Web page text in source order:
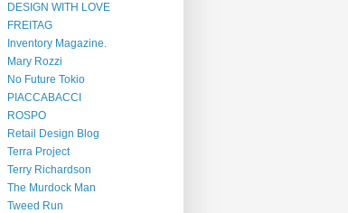
DESIGN WITH LOVE
FREITAG
Inventory Magazine.
Mary Rozzi
No Future Tokio
PIACCABACCI
ROSPO
Retail Design Blog
Terra Project
Terry Richardson
The Murdock Man
Tweed Run